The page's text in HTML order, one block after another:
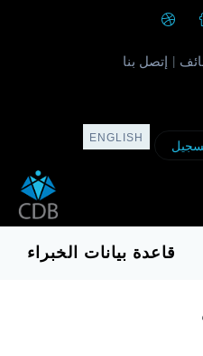
إتصل بنا
ENGLISH
قاعدة بيانات الخبراء